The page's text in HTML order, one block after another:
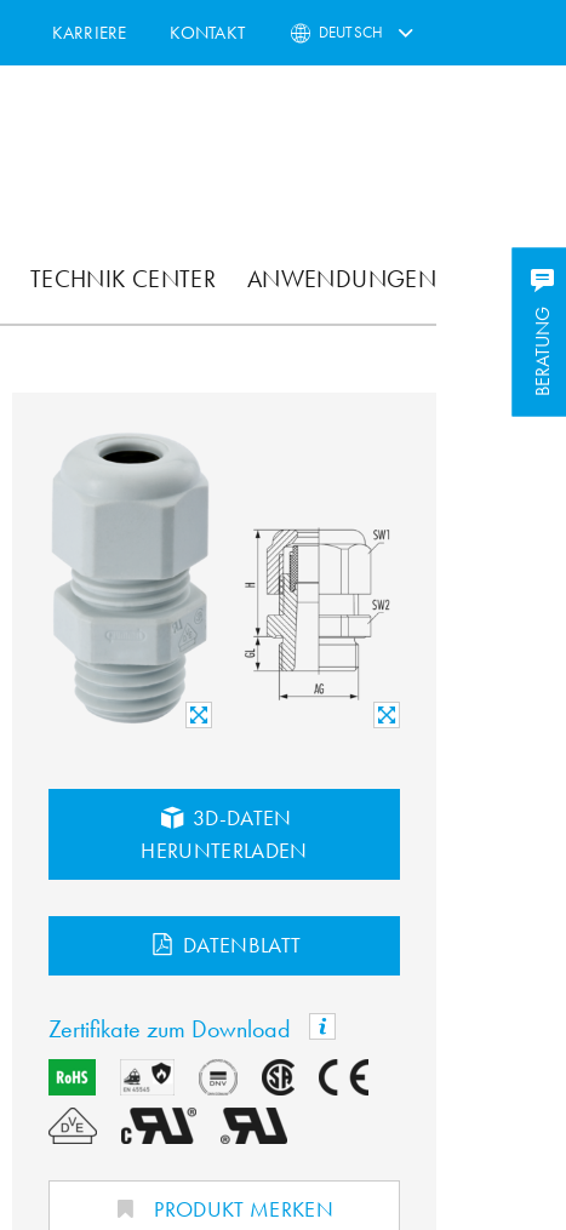
KARRIERE KONTAKT DEUTSCH
TECHNIK CENTER ANWENDUNGEN
BERATUNG
BERATUNG
3D-DATEN
HERUNTERLADEN
DATENBLATT
Zertifikate zum Download
PRODUKT MERKEN